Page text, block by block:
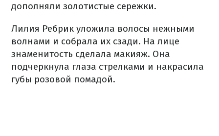
дополняли золотистые сережки.
Лилия Ребрик уложила волосы нежными
волнами и собрала их сзади. На лице
знаменитость сделала макияж. Она
подчеркнула глаза стрелками и накрасила
губы розовой помадой.